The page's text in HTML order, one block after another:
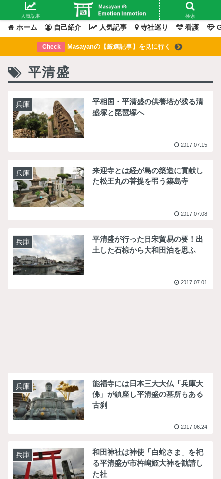
Masayanの「感情」が動いたその「瞬間」を綴るブログ
ホーム 自己紹介 人気記事 寺社巡り 看護
Check Masayanの【厳選記事】を見に行く
平清盛
兵庫
平相国・平清盛の供養塔が残る清
盛塚と琵琶塚へ
2017.07.15
兵庫
来迎寺とは経が島の築造に貢献し
た松王丸の菩提を弔う築島寺
2017.07.08
兵庫
平清盛が行った日宋貿易の要！出
土した石椋から大和田泊を思ふ
2017.07.01
兵庫
能福寺には日本三大大仏「兵庫大
佛」が鎮座し平清盛の墓所もある
古刹
2017.06.24
兵庫
和田神社は神使「白蛇さま」を祀
る平清盛が市杵嶋姫大神を勧請し
た社
人気記事 検索